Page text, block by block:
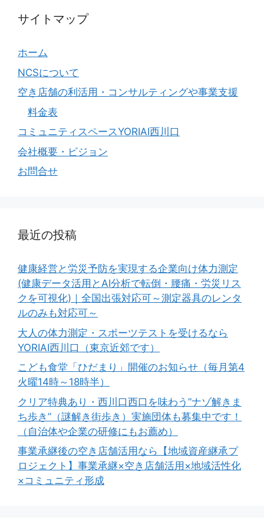
サイトマップ
ホーム
NCSについて
空き店舗の利活用・コンサルティングや事業支援
料金表
コミュニティスペースYORIAI西川口
会社概要・ビジョン
お問合せ
最近の投稿
健康経営と労災予防を実現する企業向け体力測定
(健康データ活用とAI分析で転倒・腰痛・労災リス
クを可視化)｜全国出張対応可～測定器具のレンタ
ルのみも対応可～
大人の体力測定・スポーツテストを受けるなら
YORIAI西川口（東京近郊です）
こども食堂「ひだまり」開催のお知らせ（毎月第4
火曜14時～18時半）
クリア特典あり・西川口西口を味わう”ナゾ解きま
ち歩き”（謎解き街歩き）実施団体も募集中です！
（自治体や企業の研修にもお薦め）
事業承継後の空き店舗活用なら【地域資産継承プ
ロジェクト】事業承継×空き店舗活用×地域活性化
×コミュニティ形成